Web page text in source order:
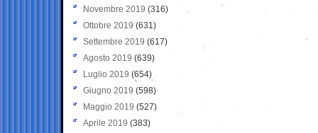
Novembre 2019 (316)
Ottobre 2019 (631)
Settembre 2019 (617)
Agosto 2019 (639)
Luglio 2019 (654)
Giugno 2019 (598)
Maggio 2019 (527)
Aprile 2019 (383)